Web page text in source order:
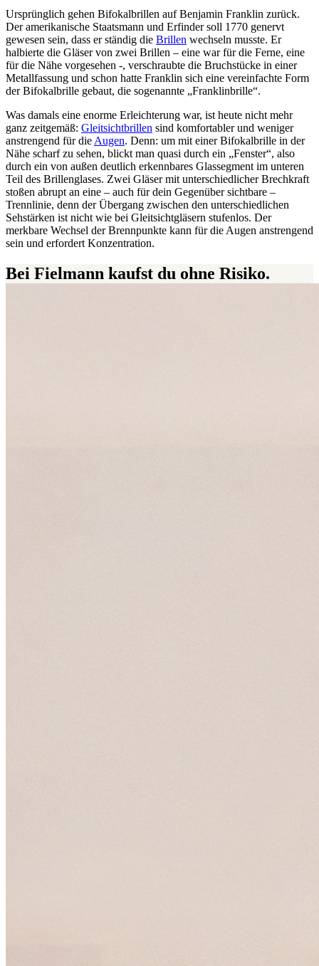
Ursprünglich gehen Bifokalbrillen auf Benjamin Franklin zurück.
Der amerikanische Staatsmann und Erfinder soll 1770 genervt
gewesen sein, dass er ständig die Brillen wechseln musste. Er
halbierte die Gläser von zwei Brillen – eine war für die Ferne, eine
für die Nähe vorgesehen -, verschraubte die Bruchstücke in einer
Metallfassung und schon hatte Franklin sich eine vereinfachte Form
der Bifokalbrille gebaut, die sogenannte „Franklinbrille“.
Was damals eine enorme Erleichterung war, ist heute nicht mehr
ganz zeitgemäß: Gleitsichtbrillen sind komfortabler und weniger
anstrengend für die Augen. Denn: um mit einer Bifokalbrille in der
Nähe scharf zu sehen, blickt man quasi durch ein „Fenster“, also
durch ein von außen deutlich erkennbares Glassegment im unteren
Teil des Brillenglases. Zwei Gläser mit unterschiedlicher Brechkraft
stoßen abrupt an eine – auch für dein Gegenüber sichtbare –
Trennlinie, denn der Übergang zwischen den unterschiedlichen
Sehstärken ist nicht wie bei Gleitsichtgläsern stufenlos. Der
merkbare Wechsel der Brennpunkte kann für die Augen anstrengend
sein und erfordert Konzentration.
Bei Fielmann kaufst du ohne Risiko.